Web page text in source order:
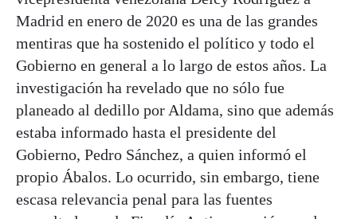
Madrid en enero de 2020 es una de las grandes
mentiras que ha sostenido el político y todo el
Gobierno en general a lo largo de estos años. La
investigación ha revelado que no sólo fue
planeado al dedillo por Aldama, sino que además
estaba informado hasta el presidente del
Gobierno, Pedro Sánchez, a quien informó el
propio Ábalos. Lo ocurrido, sin embargo, tiene
escasa relevancia penal para las fuentes